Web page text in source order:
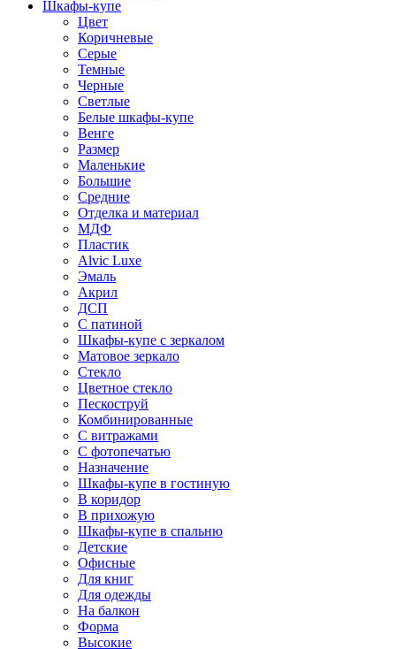
Шкафы-купе
Цвет
Коричневые
Серые
Темные
Черные
Светлые
Белые шкафы-купе
Венге
Размер
Маленькие
Большие
Средние
Отделка и материал
МДФ
Пластик
Alvic Luxe
Эмаль
Акрил
ДСП
С патиной
Шкафы-купе с зеркалом
Матовое зеркало
Стекло
Цветное стекло
Пескоструй
Комбинированные
С витражами
С фотопечатью
Назначение
Шкафы-купе в гостиную
В коридор
В прихожую
Шкафы-купе в спальню
Детские
Офисные
Для книг
Для одежды
На балкон
Форма
Высокие